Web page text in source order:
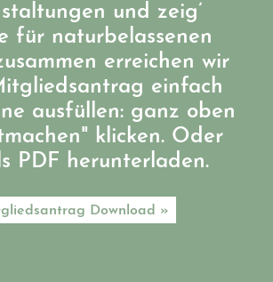
und zeig’
für naturbelassenen
erreichen wir
einfach
ausfüllen: ganz oben
klicken. Oder
PDF herunterladen.
Download »